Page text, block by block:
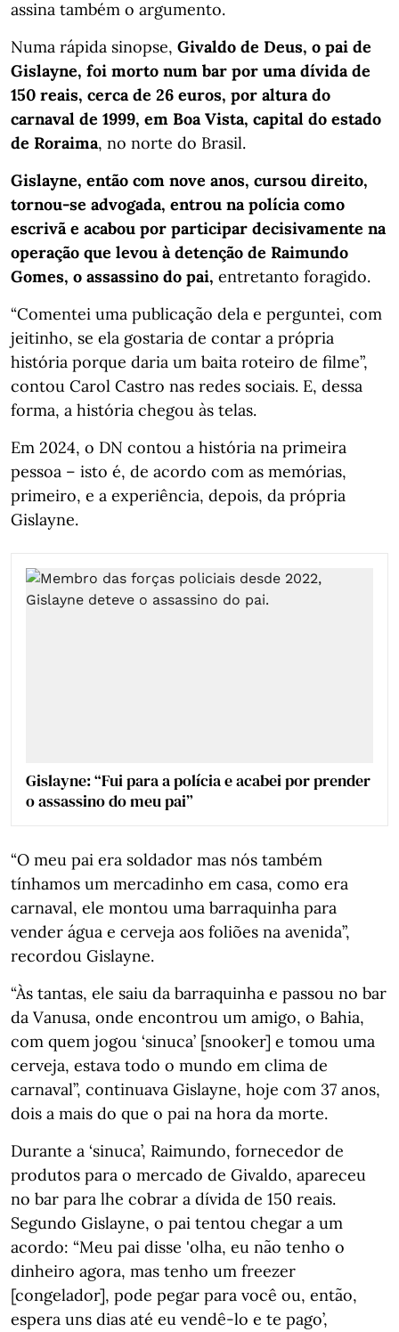
assina também o argumento.
Numa rápida sinopse, Givaldo de Deus, o pai de
Gislayne, foi morto num bar por uma dívida de
150 reais, cerca de 26 euros, por altura do
carnaval de 1999, em Boa Vista, capital do estado
de Roraima, no norte do Brasil.
Gislayne, então com nove anos, cursou direito,
tornou-se advogada, entrou na polícia como
escrivã e acabou por participar decisivamente na
operação que levou à detenção de Raimundo
Gomes, o assassino do pai, entretanto foragido.
“Comentei uma publicação dela e perguntei, com
jeitinho, se ela gostaria de contar a própria
história porque daria um baita roteiro de filme”,
contou Carol Castro nas redes sociais. E, dessa
forma, a história chegou às telas.
Em 2024, o DN contou a história na primeira
pessoa – isto é, de acordo com as memórias,
primeiro, e a experiência, depois, da própria
Gislayne.
Gislayne: “Fui para a polícia e acabei por prender
o assassino do meu pai”
“O meu pai era soldador mas nós também
tínhamos um mercadinho em casa, como era
carnaval, ele montou uma barraquinha para
vender água e cerveja aos foliões na avenida”,
recordou Gislayne.
“Às tantas, ele saiu da barraquinha e passou no bar
da Vanusa, onde encontrou um amigo, o Bahia,
com quem jogou ‘sinuca’ [snooker] e tomou uma
cerveja, estava todo o mundo em clima de
carnaval”, continuava Gislayne, hoje com 37 anos,
dois a mais do que o pai na hora da morte.
Durante a ‘sinuca’, Raimundo, fornecedor de
produtos para o mercado de Givaldo, apareceu
no bar para lhe cobrar a dívida de 150 reais.
Segundo Gislayne, o pai tentou chegar a um
acordo: “Meu pai disse 'olha, eu não tenho o
dinheiro agora, mas tenho um freezer
[congelador], pode pegar para você ou, então,
espera uns dias até eu vendê-lo e te pago’,